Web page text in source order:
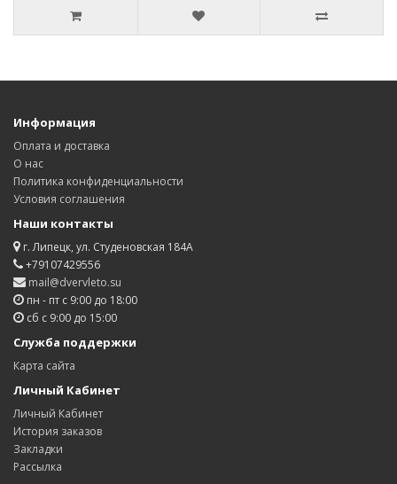
Информация
Оплата и доставка
О нас
Политика конфиденциальности
Условия соглашения
Наши контакты
г. Липецк, ул. Студеновская 184А
+79107429556
mail@dvervleto.su
пн - пт с 9:00 до 18:00
сб с 9:00 до 15:00
Служба поддержки
Карта сайта
Личный Кабинет
Личный Кабинет
История заказов
Закладки
Рассылка